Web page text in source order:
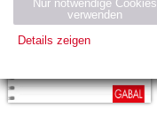
Nur notwendige Cookies
verwenden
Details zeigen
Name Zweck